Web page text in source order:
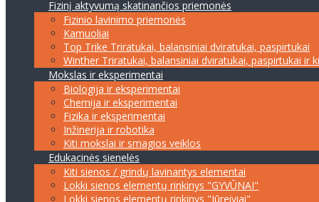
Fizinį aktyvumą skatinančios priemonės
Fizinio lavinimo priemonės
Kamuoliai
Top Trike Triratukai, balansiniai dviratukai, paspirtukai
Winther Triratukai, balansiniai dviratukai, paspirtukai ir
Mokslas ir eksperimentai
Biologija ir eksperimentai
Chemija ir eksperimentai
Fizika ir eksperimentai
Inžinerija ir robotika
Kiti mokslai ir smagios veiklos
Edukacinės sienelės
Kiti sienos / grindų lavinantys elementai
Lokki sienos elementų rinkinys "GYVŪNAI"
Lokki sienos elementų rinkinys "Jūreiviai"